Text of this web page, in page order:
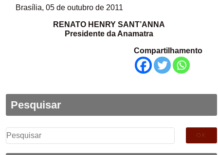
Brasília, 05 de outubro de 2011
RENATO HENRY SANT’ANNA
Presidente da Anamatra
Compartilhamento
Pesquisar
Pesquisar
por: